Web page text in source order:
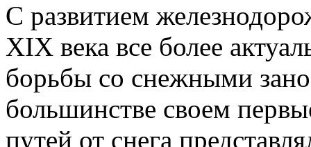
С развитием
XIX века все более
борьбы со снежными
большинстве своем
путей от снега